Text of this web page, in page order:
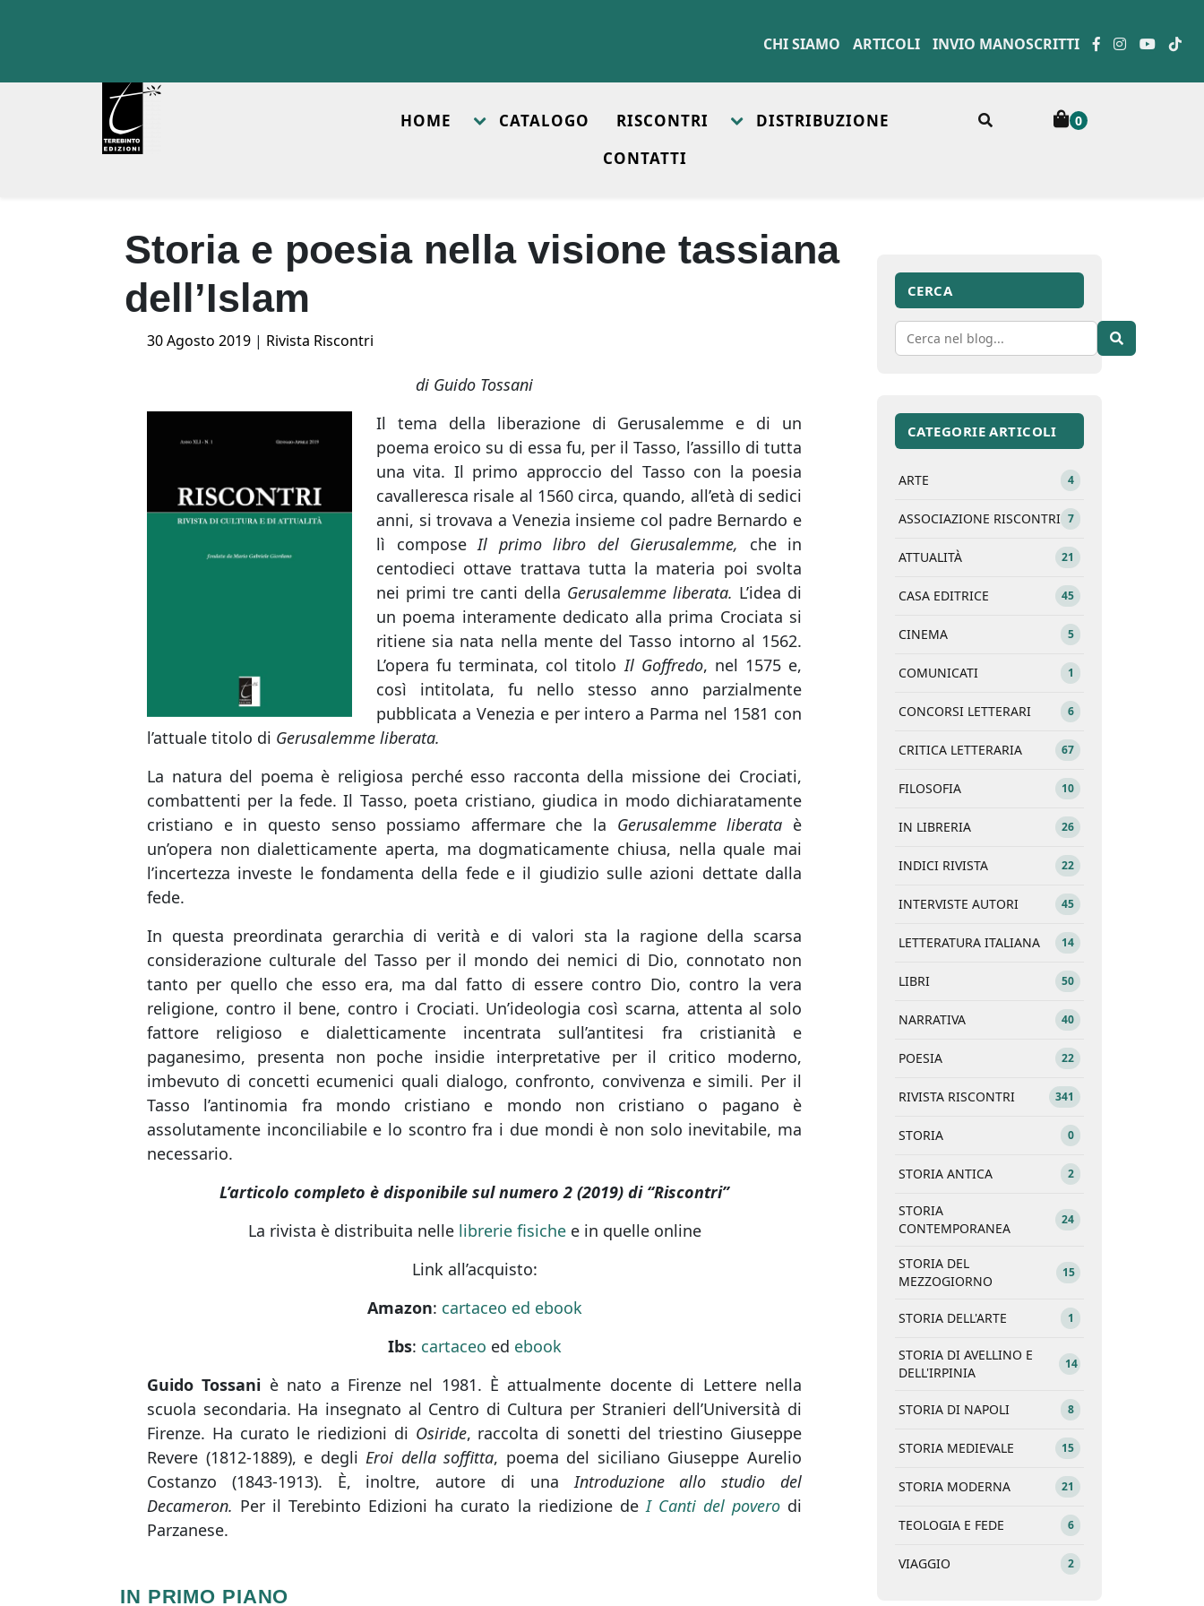
CHI SIAMO ARTICOLI INVIO MANOSCRITTI
HOME CATALOGO RISCONTRI
DISTRIBUZIONE
CONTATTI
0
Storia e poesia nella visione tassiana
dell’Islam
Posted
30 Agosto 2019 | Rivista Riscontri
di Guido Tossani
Il tema della liberazione di Gerusalemme e di un
poema eroico su di essa fu, per il Tasso, l’assillo di tutta
una vita. Il primo approccio del Tasso con la poesia
cavalleresca risale al 1560 circa, quando, all’età di sedici
anni, si trovava a Venezia insieme col padre Bernardo e
lì composeIl primo libro del Gierusalemme, che in
centodieci ottave trattava tutta la materia poi svolta
nei primi tre canti della Gerusalemme liberata. L’idea di
un poema interamente dedicato alla prima Crociata si
ritiene sia nata nella mente del Tasso intorno al 1562.
L’opera fu terminata, col titoloIl Goffredo, nel 1575 e,
così intitolata, fu nello stesso anno parzialmente
pubblicata a Venezia e per intero a Parma nel 1581 con
l’attuale titolo di Gerusalemme liberata.
La natura del poema è religiosa perché esso racconta della missione dei Crociati,
combattenti per la fede. Il Tasso, poeta cristiano, giudica in modo dichiaratamente
cristiano e in questo senso possiamo affermare che la Gerusalemme liberata è
un’opera non dialetticamente aperta, ma dogmaticamente chiusa, nella quale mai
l’incertezza investe le fondamenta della fede e il giudizio sulle azioni dettate dalla
fede.
In questa preordinata gerarchia di verità e di valori sta la ragione della scarsa
considerazione culturale del Tasso per il mondo dei nemici di Dio, connotato non
tanto per quello che esso era, ma dal fatto di essere contro Dio, contro la vera
religione, contro il bene, contro i Crociati. Un’ideologia così scarna, attenta al solo
fattore religioso e dialetticamente incentrata sull’antitesi fra cristianità e
paganesimo, presenta non poche insidie interpretative per il critico moderno,
imbevuto di concetti ecumenici quali dialogo, confronto, convivenza e simili. Per il
Tasso l’antinomia fra mondo cristiano e mondo non cristiano o pagano è
assolutamente inconciliabile e lo scontro fra i due mondi è non solo inevitabile, ma
necessario.
L’articolo completo è disponibile sul numero 2 (2019) di “Riscontri”
La rivista è distribuita nelle librerie fisichee in quelle online
Link all’acquisto:
Amazon: cartaceo ed ebook
Ibs: cartaceo ed ebook
Guido Tossani è nato a Firenze nel 1981. È attualmente docente di Lettere nella
scuola secondaria. Ha insegnato al Centro di Cultura per Stranieri dell’Università di
Firenze. Ha curato le riedizioni di Osiride, raccolta di sonetti del triestino Giuseppe
Revere (1812-1889), e degliEroi della soffitta, poema del siciliano Giuseppe Aurelio
Costanzo (1843-1913). È, inoltre, autore di unaIntroduzione allo studio del
Decameron. Per il Terebinto Edizioni ha curato la riedizione deI Canti del povero di
Parzanese.
IN PRIMO PIANO
CERCA
CATEGORIE ARTICOLI
ARTE 4
ASSOCIAZIONE RISCONTRI 7
ATTUALITÀ 21
CASA EDITRICE 45
CINEMA 5
COMUNICATI 1
CONCORSI LETTERARI 6
CRITICA LETTERARIA 67
FILOSOFIA 10
IN LIBRERIA 26
INDICI RIVISTA 22
INTERVISTE AUTORI 45
LETTERATURA ITALIANA 14
LIBRI 50
NARRATIVA 40
POESIA 22
RIVISTA RISCONTRI 341
STORIA 0
STORIA ANTICA 2
STORIA
CONTEMPORANEA
24
STORIA DEL
MEZZOGIORNO
15
STORIA DELL'ARTE 1
STORIA DI AVELLINO E
DELL'IRPINIA
14
STORIA DI NAPOLI 8
STORIA MEDIEVALE 15
STORIA MODERNA 21
TEOLOGIA E FEDE 6
VIAGGIO 2